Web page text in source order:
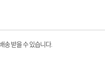
송 받을 수 있습니다.